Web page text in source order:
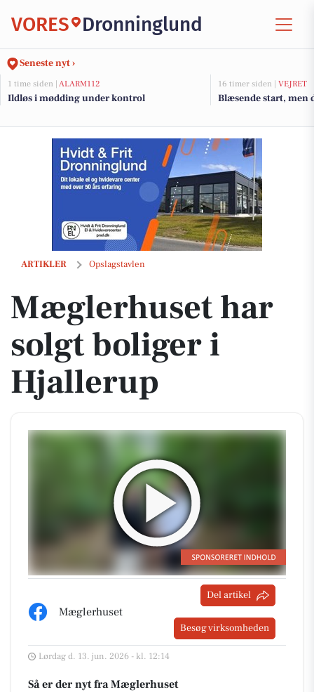
VORES Dronninglund
Seneste nyt ›
1 time siden | ALARM112
Ildløs i mødding under kontrol
16 timer siden | VEJRET
Blæsende start, men
ARTIKLER Opslagstavlen
Mæglerhuset har solgt boliger i Hjallerup
Mæglerhuset har
solgt boliger i
Hjallerup
Mæglerhuset
Del artikel
Besøg virksomheden
Lørdag d. 13. jun. 2026 - kl. 12:14
Så er der nyt fra Mæglerhuset